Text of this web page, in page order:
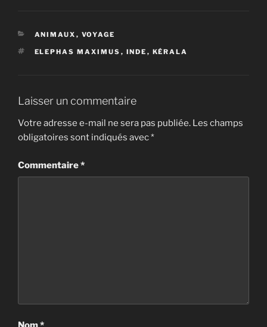
CATÉGORIES
ANIMAUX , VOYAGE
ÉTIQUETTES
ELEPHAS MAXIMUS , INDE , KÉRALA
Laisser un commentaire
Votre adresse e-mail ne sera pas publiée. Les champs
obligatoires sont indiqués avec*
Commentaire*